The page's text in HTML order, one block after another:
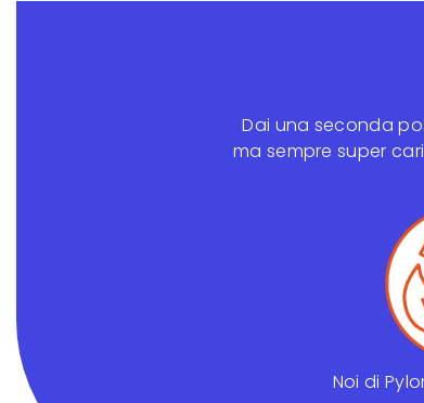
Dai una seconda
ma sempre super
Noi di